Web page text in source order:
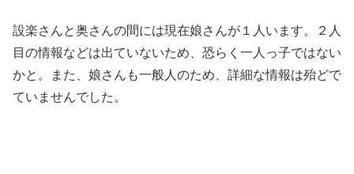
設楽さんと奥さんの間には現在娘さんが１人います。２人
目の情報などは出ていないため、恐らく一人っ子ではない
かと。また、娘さんも一般人のため、詳細な情報は殆どで
ていませんでした。